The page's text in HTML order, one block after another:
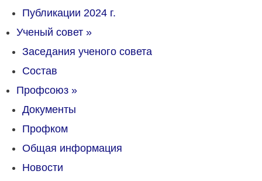
Публикации 2024 г.
Ученый совет »
Заседания ученого совета
Состав
Профсоюз »
Документы
Профком
Общая информация
Новости